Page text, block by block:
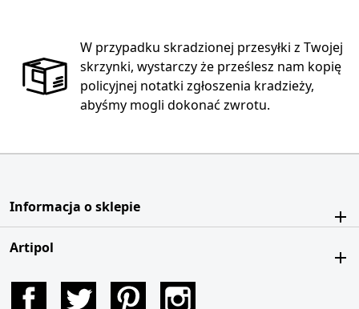
W przypadku skradzionej przesyłki z Twojej
skrzynki, wystarczy że prześlesz nam kopię
policyjnej notatki zgłoszenia kradzieży,
abyśmy mogli dokonać zwrotu.
Informacja o sklepie
Artipol
Facebook Twitter Pinterest